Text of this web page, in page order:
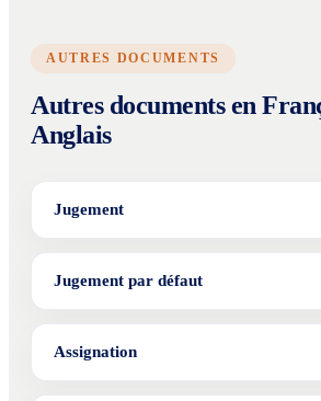
AUTRES DOCUMENTS
Autres documents en
Anglais
Jugement
Jugement par défaut
Assignation